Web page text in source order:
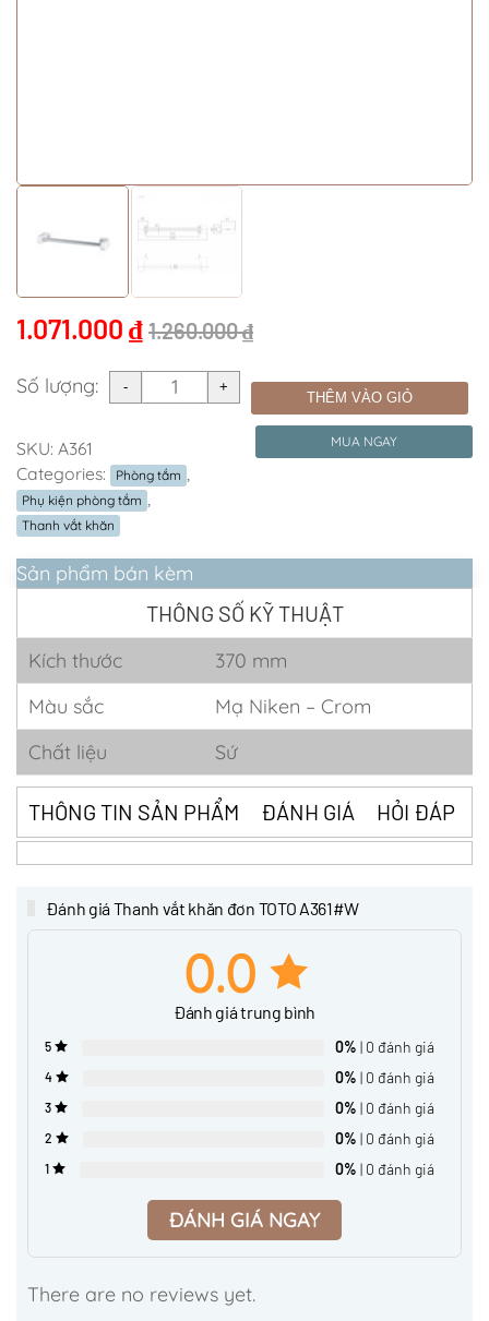
1.071.000 ₫ 1.260.000₫
Số lượng: THÊM VÀO GIỎ
MUA NGAY
SKU: A361
Categories:
Phòng tắm
Phụ kiện phòng tắm
Thanh vắt khăn
Sản phẩm bán kèm
THÔNG SỐ KỸ THUẬT
Kích thước
370 mm
Màu sắc
Mạ Niken – Crom
Chất liệu
Sứ
THÔNG TIN SẢN PHẨM ĐÁNH GIÁ HỎI ĐÁP
Đánh giá Thanh vắt khăn đơn TOTO A361#W
0.0
Đánh giá trung bình
5 0% | 0 đánh giá
4 0% | 0 đánh giá
3 0% | 0 đánh giá
2 0% | 0 đánh giá
1 0% | 0 đánh giá
ĐÁNH GIÁ NGAY
There are no reviews yet.